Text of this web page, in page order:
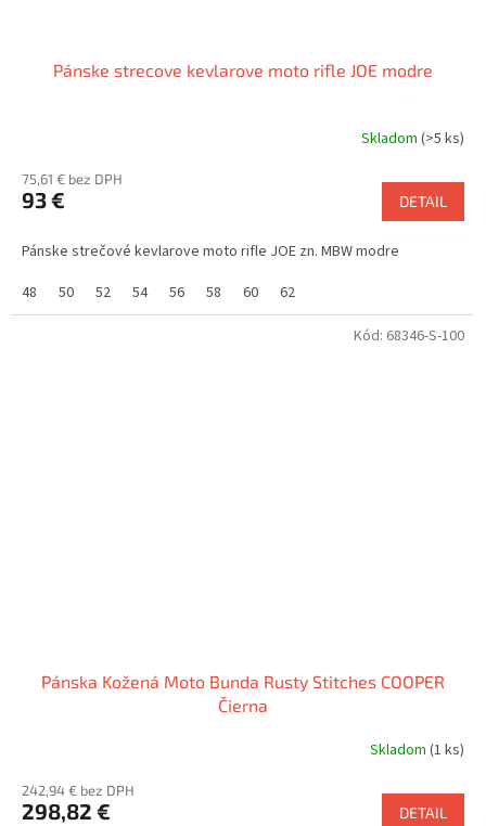
Pánske strecove kevlarove moto rifle JOE modre
Skladom (>5 ks)
75,61 € bez DPH
93 € DETAIL
Pánske strečové kevlarove moto rifle JOE zn. MBW modre
48
50 52 54 56 58 60 62
Pánska Kožená Moto Bunda Rusty Stitches COOPER
Čierna
Skladom (1 ks)
242,94 € bez DPH
298,82 € DETAIL
Kód: 68346-S-100